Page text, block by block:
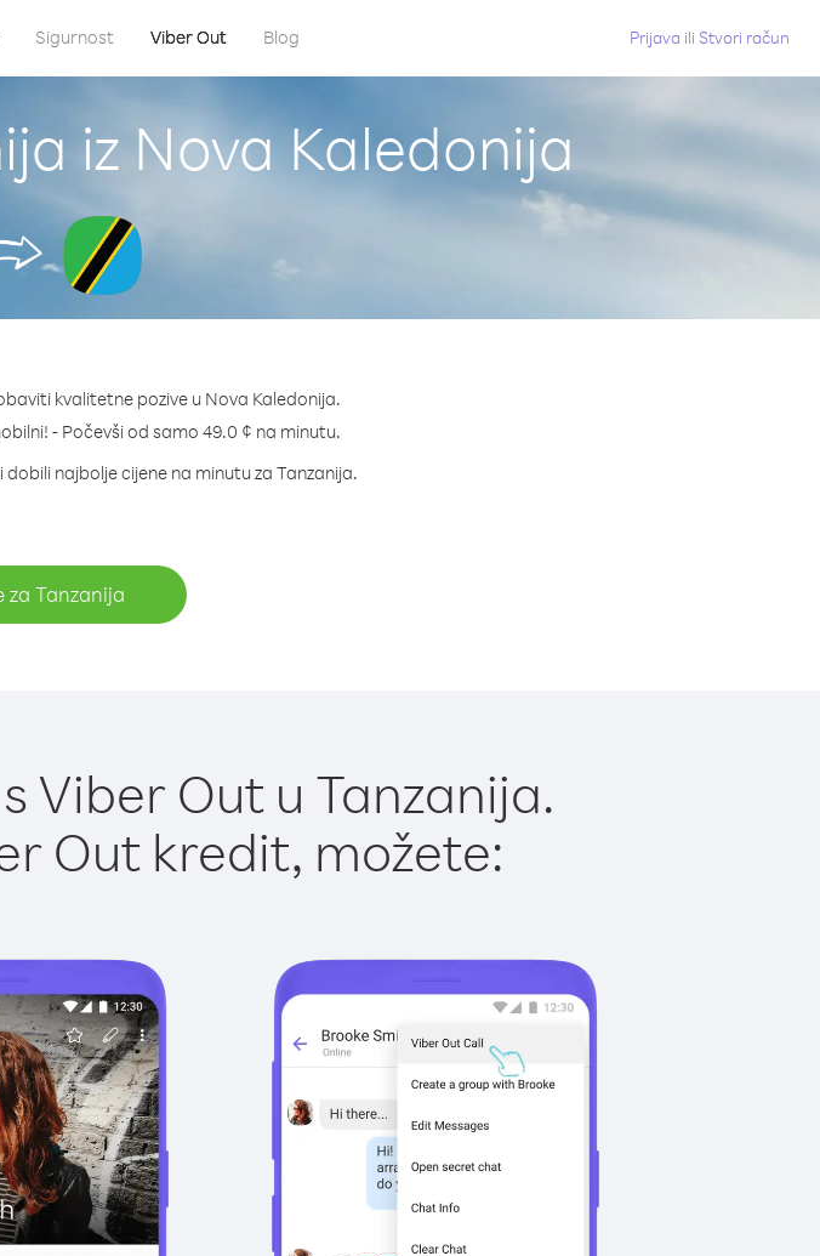
Sigurnost Viber Out Blog Prijava ili Stvori račun
iz Nova Kaledonija
kvalitetne pozive u Nova Kaledonija.
- Počevši od samo 49.0 ¢ na minutu.
najbolje cijene na minutu za Tanzanija.
za Tanzanija
Viber Out u Tanzanija.
Out kredit, možete: